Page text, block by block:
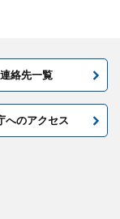
連絡先一覧
へのアクセス